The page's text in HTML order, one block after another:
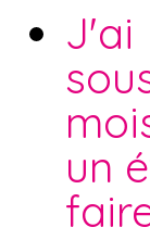
J'ai
un